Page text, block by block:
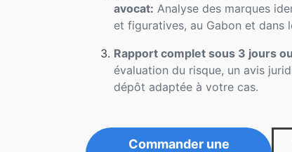
avocat: Analyse des marques
et figuratives, au Gabon et dans
Rapport complet sous 3 jours
évaluation du risque, un avis
dépôt adaptée à votre cas.
Commander une